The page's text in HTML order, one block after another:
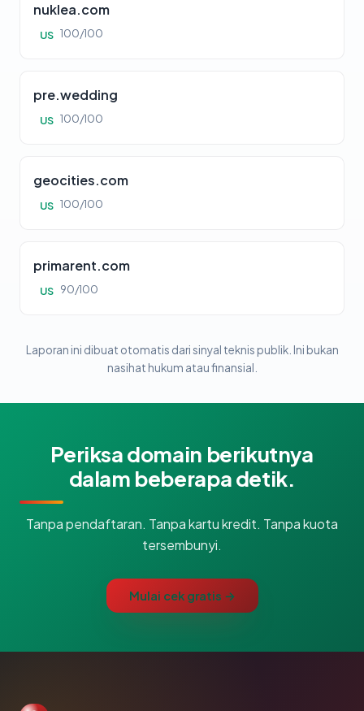
nuklea.com
US 100/100
pre.wedding
US 100/100
geocities.com
US 100/100
primarent.com
US 90/100
Laporan ini dibuat otomatis dari sinyal teknis publik. Ini bukan
nasihat hukum atau finansial.
Periksa domain berikutnya
dalam beberapa detik.
Tanpa pendaftaran. Tanpa kartu kredit. Tanpa kuota
tersembunyi.
Mulai cek gratis →